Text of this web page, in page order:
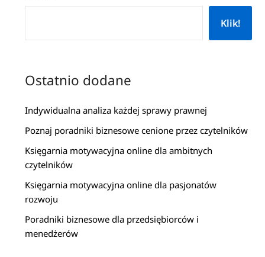
Klik!
Ostatnio dodane
Indywidualna analiza każdej sprawy prawnej
Poznaj poradniki biznesowe cenione przez czytelników
Księgarnia motywacyjna online dla ambitnych
czytelników
Księgarnia motywacyjna online dla pasjonatów
rozwoju
Poradniki biznesowe dla przedsiębiorców i
menedżerów